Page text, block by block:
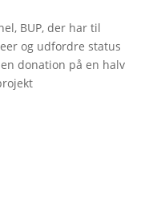
BUP, der har til
og udfordre status
donation på en halv